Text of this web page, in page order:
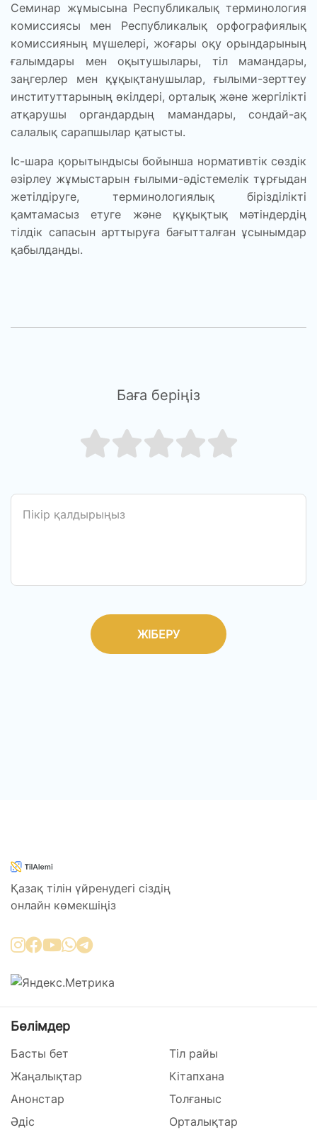
Семинар жұмысына Республикалық терминология
комиссиясы мен Республикалық орфографиялық
комиссияның мүшелері, жоғары оқу орындарының
ғалымдары мен оқытушылары, тіл мамандары,
заңгерлер мен құқықтанушылар, ғылыми-зерттеу
институттарының өкілдері, орталық және жергілікті
атқарушы органдардың мамандары, сондай-ақ
салалық сарапшылар қатысты.
Іс-шара қорытындысы бойынша нормативтік сөздік
әзірлеу жұмыстарын ғылыми-әдістемелік тұрғыдан
жетілдіруге, терминологиялық бірізділікті
қамтамасыз етуге және құқықтық мәтіндердің
тілдік сапасын арттыруға бағытталған ұсынымдар
қабылданды.
Баға беріңіз
ЖІБЕРУ
Қазақ тілін үйренудегі сіздің
онлайн көмекшіңіз
Бөлімдер
Басты бет
Жаңалықтар
Анонстар
Әдіс
Тіл райы
Кітапхана
Толғаныс
Орталықтар